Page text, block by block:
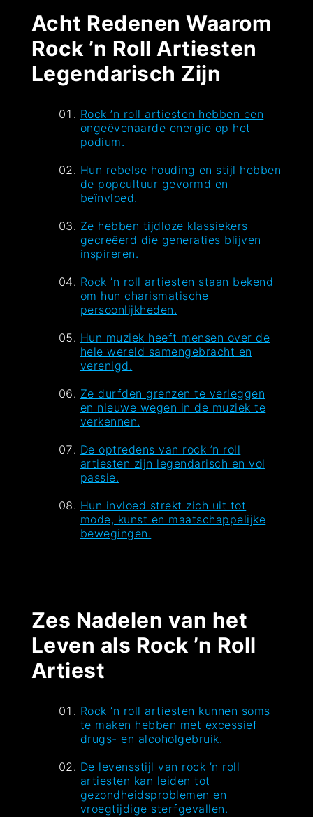
Acht Redenen Waarom
Rock ’n Roll Artiesten
Legendarisch Zijn
Rock ’n roll artiesten hebben een
ongeëvenaarde energie op het
podium.
Hun rebelse houding en stijl hebben
de popcultuur gevormd en
beïnvloed.
Ze hebben tijdloze klassiekers
gecreëerd die generaties blijven
inspireren.
Rock ’n roll artiesten staan bekend
om hun charismatische
persoonlijkheden.
Hun muziek heeft mensen over de
hele wereld samengebracht en
verenigd.
Ze durfden grenzen te verleggen
en nieuwe wegen in de muziek te
verkennen.
De optredens van rock ’n roll
artiesten zijn legendarisch en vol
passie.
Hun invloed strekt zich uit tot
mode, kunst en maatschappelijke
bewegingen.
Zes Nadelen van het
Leven als Rock ’n Roll
Artiest
Rock ’n roll artiesten kunnen soms
te maken hebben met excessief
drugs- en alcoholgebruik.
De levensstijl van rock ’n roll
artiesten kan leiden tot
gezondheidsproblemen en
vroegtijdige sterfgevallen.